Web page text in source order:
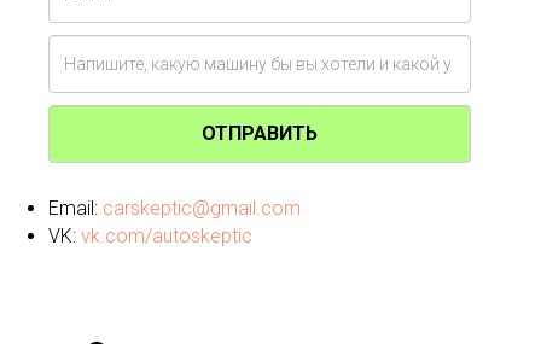
ОТПРАВИТЬ
Email: carskeptic@gmail.com
VK: vk.com/autoskeptic